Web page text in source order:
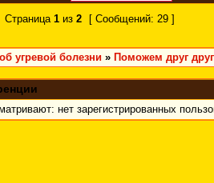
Страница 1 из 2 [ Сообщений: 29 ]
угревой болезни » Поможем друг
нет зарегистрированных